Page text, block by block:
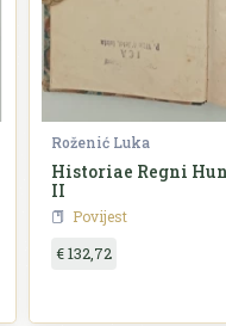
Roženić Luka
Historiae Regni
II
Povijest
€ 132,72